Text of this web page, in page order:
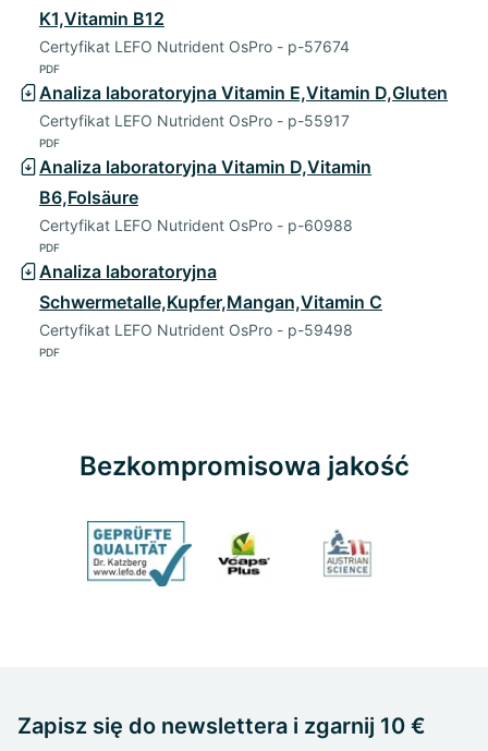
K1,Vitamin B12
Certyfikat LEFO Nutrident OsPro - p-57674
PDF
Analiza laboratoryjna Vitamin E,Vitamin D,Gluten
Certyfikat LEFO Nutrident OsPro - p-55917
PDF
Analiza laboratoryjna Vitamin D,Vitamin
B6,Folsäure
Certyfikat LEFO Nutrident OsPro - p-60988
PDF
Analiza laboratoryjna
Schwermetalle,Kupfer,Mangan,Vitamin C
Certyfikat LEFO Nutrident OsPro - p-59498
PDF
Bezkompromisowa jakość
Zapisz się do newslettera i zgarnij 10 €